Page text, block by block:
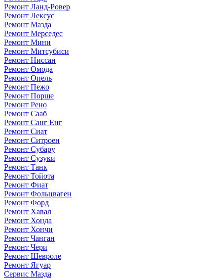
Ремонт Ланд-Ровер
Ремонт Лексус
Ремонт Мазда
Ремонт Мерседес
Ремонт Мини
Ремонт Митсубиси
Ремонт Ниссан
Ремонт Омода
Ремонт Опель
Ремонт Пежо
Ремонт Порше
Ремонт Рено
Ремонт Сааб
Ремонт Санг Енг
Ремонт Сиат
Ремонт Ситроен
Ремонт Субару
Ремонт Сузуки
Ремонт Танк
Ремонт Тойота
Ремонт Фиат
Ремонт Фольцваген
Ремонт Форд
Ремонт Хавал
Ремонт Хонда
Ремонт Хончи
Ремонт Чанган
Ремонт Чери
Ремонт Шевроле
Ремонт Ягуар
Сервис Мазда